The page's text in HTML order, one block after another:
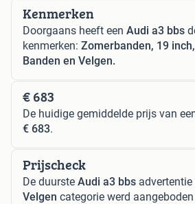
Kenmerken
Doorgaans heeft een Audi a3 bbs
kenmerken: Zomerbanden, 19
Banden en Velgen.
€ 683
De huidige gemiddelde prijs van
€ 683.
Prijscheck
De duurste Audi a3 bbs advertentie
Velgen categorie werd